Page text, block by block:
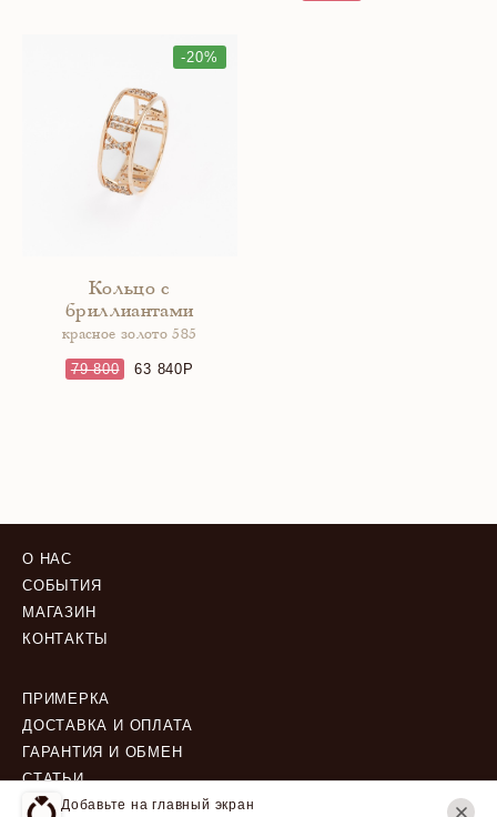
Добавьте на главный экран
-20%
Кольцо с
бриллиантами
красное золото 585
79 800 63 840
О НАС
СОБЫТИЯ
МАГАЗИН
КОНТАКТЫ
ПРИМЕРКА
ДОСТАВКА И ОПЛАТА
ГАРАНТИЯ И ОБМЕН
СТАТЬИ